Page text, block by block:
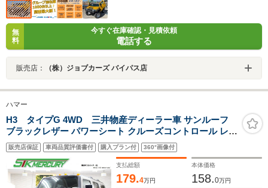
無
料
今すぐ在庫確認・見積依頼
電話する
販売店： （株）ジョブカーズ バイパス店
ハマー
H3 タイプG 4WD 三井物産ディーラー車 サンルーフ
ブラックレザー パワーシート クルーズコントロール レギ
ュラー仕様 ETC 4WD センターデフロック ルーフレール
3.5Lエンジン
販売店保証 車両品質評価書付 購入プラン付 360°画像付
支払総額
179.4万円
本体価格
158.0万円